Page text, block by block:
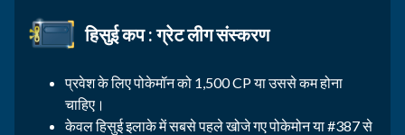
हिसुई कप : ग्रेट लीग संस्करण
प्रवेश के लिए पोकेमॉन को 1,500 CP या उससे कम होना
चाहिए।
केवल हिसुई इलाके में सबसे पहले खोजे गए पोकेमोन या #387 से